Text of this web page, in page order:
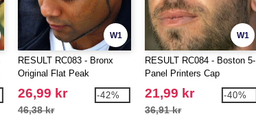
W1
RESULT RC083 - Bronx
Original Flat Peak
Snapback Cap
26,99 kr
46,38 kr
-42%
W1
RESULT RC084 - Boston 5-
Panel Printers Cap
21,99 kr
36,91 kr
-40%